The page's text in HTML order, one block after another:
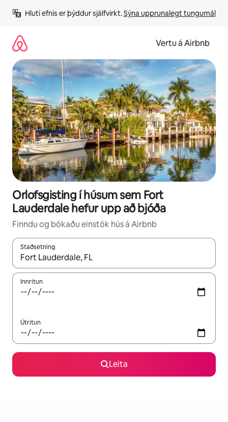
beint
Hluti efnis er þýddur sjálfvirkt. Sýna upprunalegt tungumál
Vertu á Airbnb
Orlofsgisting í húsum sem Fort
Lauderdale hefur upp að bjóða
Finndu og bókaðu einstök hús á Airbnb
Staðsetning
Þegar niðurstöður liggja fyrir skaltu nota upp og niður
Innritun
Útritun
Leita